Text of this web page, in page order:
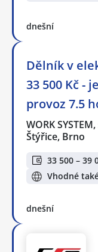
dnešní
Dělník v
33 500 Kč -
provoz 7.5
WORK
Štýřice, Brno
33 500 – 39
Vhodné
dnešní